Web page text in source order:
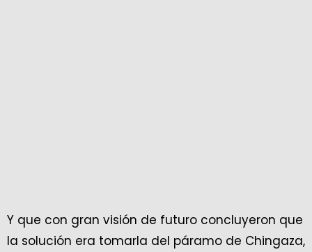
Y que con gran visión de futuro concluyeron que
la solución era tomarla del páramo de Chingaza,